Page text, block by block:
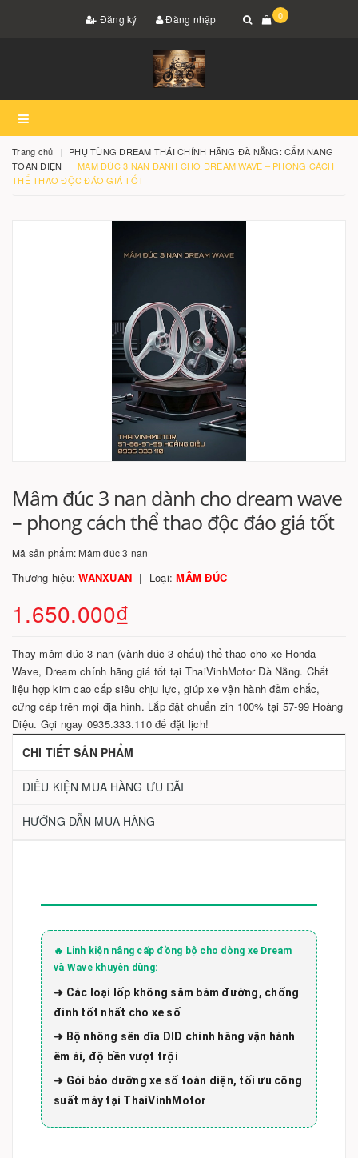
Đăng ký Đăng nhập 0
Trang chủ
PHỤ TÙNG DREAM THÁI CHÍNH HÃNG ĐÀ NẴNG: CẨM NANG
TOÀN DIỆN
MÂM ĐÚC 3 NAN DÀNH CHO DREAM WAVE – PHONG CÁCH
THỂ THAO ĐỘC ĐÁO GIÁ TỐT
Mâm đúc 3 nan dành cho dream wave
– phong cách thể thao độc đáo giá tốt
Mã sản phẩm: Mâm đúc 3 nan
Thương hiệu:WANXUAN Loại:MÂM ĐÚC
1.650.000₫
Thay mâm đúc 3 nan (vành đúc 3 chấu) thể thao cho xe Honda
Wave, Dream chính hãng giá tốt tại ThaiVinhMotor Đà Nẵng. Chất
liệu hợp kim cao cấp siêu chịu lực, giúp xe vận hành đầm chắc,
cứng cáp trên mọi địa hình. Lắp đặt chuẩn zin 100% tại 57-99 Hoàng
Diệu. Gọi ngay 0935.333.110 để đặt lịch!
CHI TIẾT SẢN PHẨM
ĐIỀU KIỆN MUA HÀNG ƯU ĐÃI
HƯỚNG DẪN MUA HÀNG
🔥 Linh kiện nâng cấp đồng bộ cho dòng xe Dream
và Wave khuyên dùng:
➜ Các loại lốp không săm bám đường, chống
đinh tốt nhất cho xe số
➜ Bộ nhông sên dĩa DID chính hãng vận hành
êm ái, độ bền vượt trội
➜ Gói bảo dưỡng xe số toàn diện, tối ưu công
suất máy tại ThaiVinhMotor